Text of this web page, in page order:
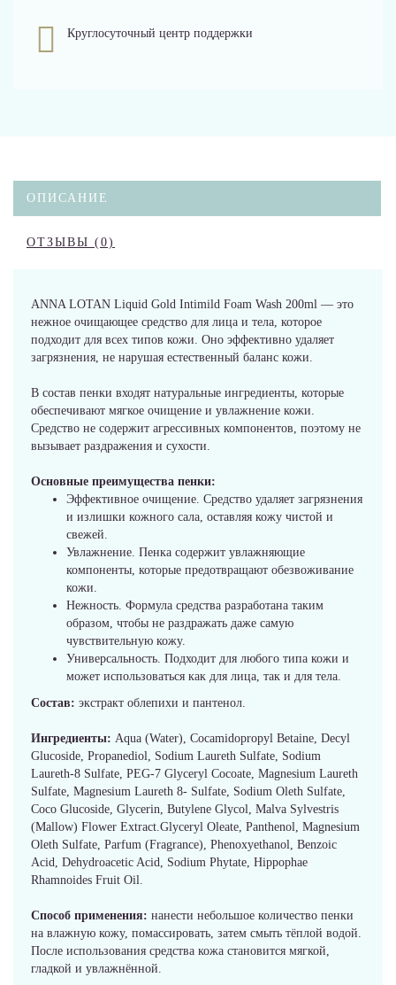
Круглосуточный центр поддержки
ОПИСАНИЕ
ОТЗЫВЫ (0)
ANNA LOTAN Liquid Gold Intimild Foam Wash 200ml — это
нежное очищающее средство для лица и тела, которое
подходит для всех типов кожи. Оно эффективно удаляет
загрязнения, не нарушая естественный баланс кожи.
В состав пенки входят натуральные ингредиенты, которые
обеспечивают мягкое очищение и увлажнение кожи.
Средство не содержит агрессивных компонентов, поэтому не
вызывает раздражения и сухости.
Основные преимущества пенки:
Эффективное очищение. Средство удаляет загрязнения
и излишки кожного сала, оставляя кожу чистой и
свежей.
Увлажнение. Пенка содержит увлажняющие
компоненты, которые предотвращают обезвоживание
кожи.
Нежность. Формула средства разработана таким
образом, чтобы не раздражать даже самую
чувствительную кожу.
Универсальность. Подходит для любого типа кожи и
может использоваться как для лица, так и для тела.
Состав: экстракт облепихи и пантенол.
Ингредиенты: Aqua (Water), Cocamidopropyl Betaine, Decyl
Glucoside, Propanediol, Sodium Laureth Sulfate, Sodium
Laureth-8 Sulfate, PEG-7 Glyceryl Cocoate, Magnesium Laureth
Sulfate, Magnesium Laureth 8- Sulfate, Sodium Oleth Sulfate,
Coco Glucoside, Glycerin, Butylene Glycol, Malva Sylvestris
(Mallow) Flower Extract.Glyceryl Oleate, Panthenol, Magnesium
Oleth Sulfate, Parfum (Fragrance), Phenoxyethanol, Benzoic
Acid, Dehydroacetic Acid, Sodium Phytate, Hippophae
Rhamnoides Fruit Oil.
Способ применения: нанести небольшое количество пенки
на влажную кожу, помассировать, затем смыть тёплой водой.
После использования средства кожа становится мягкой,
гладкой и увлажнённой.